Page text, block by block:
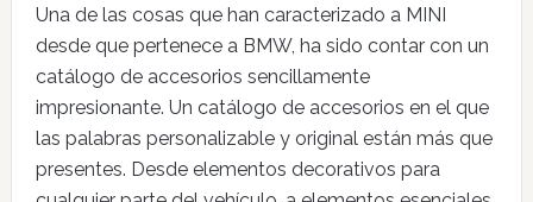
Una de las cosas que han caracterizado a MINI
desde que pertenece a BMW, ha sido contar con un
catálogo de accesorios sencillamente
impresionante. Un catálogo de accesorios en el que
las palabras personalizable y original están más que
presentes. Desde elementos decorativos para